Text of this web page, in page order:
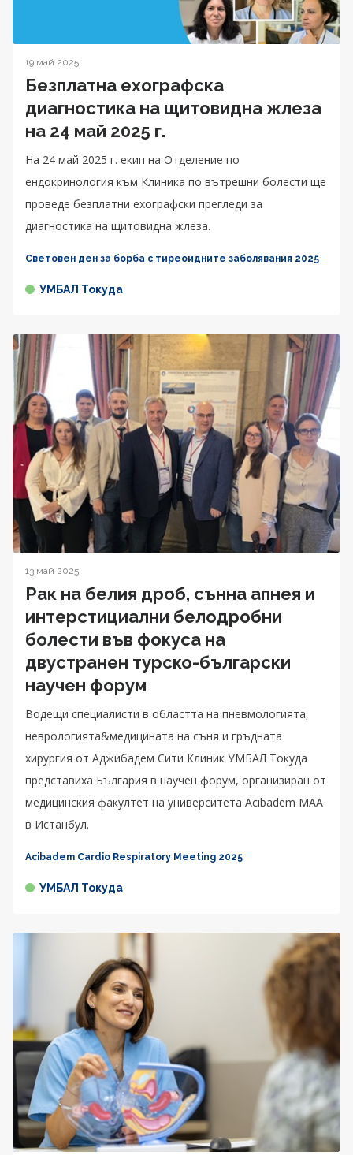
19 май 2025
Безплатна ехографска
диагностика на щитовидна жлеза
на 24 май 2025 г.
На 24 май 2025 г. екип на Отделение по
ендокринология към Клиника по вътрешни болести ще
проведе безплатни ехографски прегледи за
диагностика на щитовидна жлеза.
Световен ден за борба с тиреоидните заболявания 2025
УМБАЛ Токуда
13 май 2025
Рак на белия дроб, сънна апнея и
интерстициални белодробни
болести във фокуса на
двустранен турско-български
научен форум
Водещи специалисти в областта на пневмологията,
неврологията&медицината на съня и гръдната
хирургия от Аджибадем Сити Клиник УМБАЛ Токуда
представиха България в научен форум, организиран от
медицинския факултет на университета Acibadem MAA
в Истанбул.
Acibadem Cardio Respiratory Meeting 2025
УМБАЛ Токуда